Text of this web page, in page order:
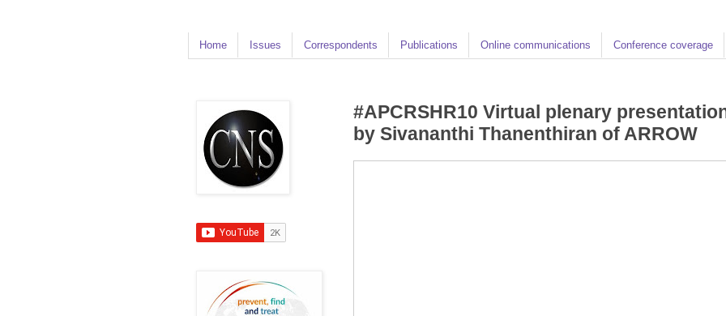
Home Issues Correspondents Publications Online communications Conference coverage
#APCRSHR10 Virtual plenary
by Sivananthi Thanenthiran of ARROW